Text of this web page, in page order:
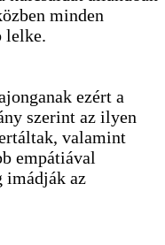
minden
lelke.
ezért a
szerint az ilyen
valamint
empátiával
imádják az